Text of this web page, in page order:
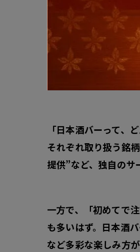
「日本酒バーって、
それぞれ取り扱う銘
提供”など、独自のサ
一方で、「初めてで
も多いはず。日本酒
など多彩な楽しみ方